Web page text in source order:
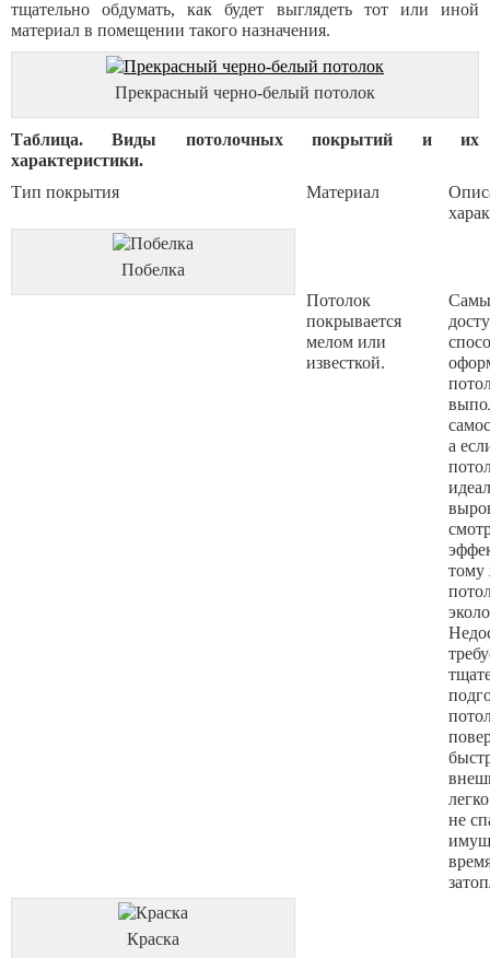
тщательно обдумать, как будет выглядеть тот или иной
материал в помещении такого назначения.
Прекрасный черно-белый потолок
Таблица. Виды потолочных покрытий и их
характеристики.
Тип покрытия
Материал
Побелка
Потолок
покрывается
мелом или
известкой.
а
тому
не
Краска